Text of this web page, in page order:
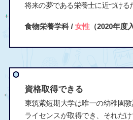
将来の夢である栄養士に近づける
食物栄養学科 / 女性（2020年度
資格取得できる
東筑紫短期大学は唯一の幼稚園
ライセンスが取得でき、それだ